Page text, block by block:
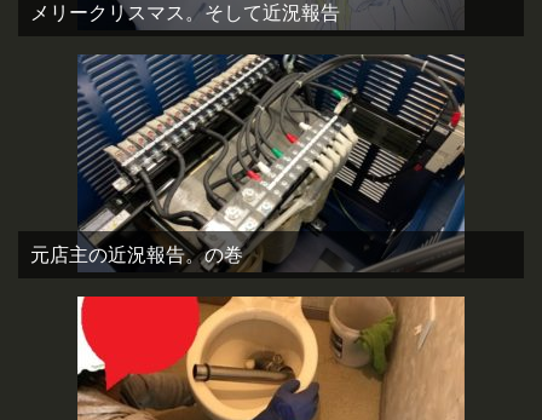
メリークリスマス。そして近況報告
元店主の近況報告。の巻